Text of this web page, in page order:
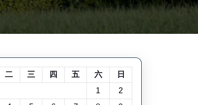
二 三 四 五 六
日
1
2